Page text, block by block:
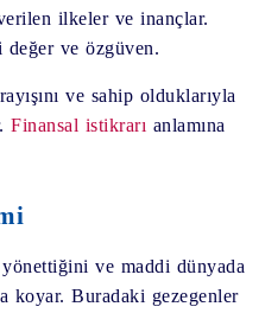
ilkeler ve inançlar.
ve özgüven.
ve sahip olduklarıyla
Finansal istikrarı anlamına
ve maddi dünyada
koyar. Buradaki gezegenler